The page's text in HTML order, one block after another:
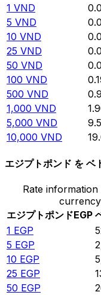
1 VND
5 VND
10 VND
25 VND
50 VND
100 VND
500 VND
1,000 VND
5,000 VND
10,000 VND
エジプトポンド を ベ
Rate
エジプトポンドEGP
1 EGP
5 EGP
10 EGP
25 EGP
50 EGP